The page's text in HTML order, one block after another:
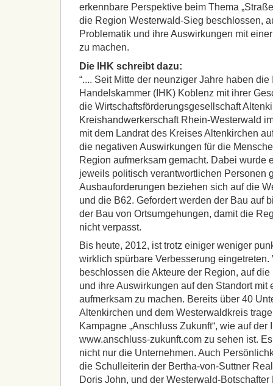
erkennbare Perspektive beim Thema
die Region Westerwald-Sieg beschlossen,
Problematik und ihre Auswirkungen mit
zu machen.
Die
IHK schreibt dazu:
“.... Seit Mitte der neunziger Jahre haben die
Handelskammer ( IHK) Koblenz mit ihrer
die Wirtschaftsförderungsgesellschaft
Kreishandwerkerschaft Rhein-Westerwald
mit dem Landrat des Kreises Altenkirchen
die negativen Auswirkungen für die
Region aufmerksam gemacht. Dabei wurde
jeweils politisch verantwortlichen Personen
Ausbauforderungen beziehen sich auf die
und die B62. Gefordert werden der Bau auf
der Bau von Ortsumgehungen, damit die
nicht verpasst.
Bis heute, 2012, ist trotz einiger weniger
wirklich spürbare Verbesserung
beschlossen die Akteure der Region, auf
und ihre Auswirkungen auf den Standort mit
aufmerksam zu machen. Bereits über 40
Altenkirchen und dem Westerwaldkreis
Kampagne „Anschluss Zukunft“, wie auf der
www.anschluss-zukunft.com zu sehen ist.
nicht nur die Unternehmen. Auch
die Schulleiterin der Bertha-von-Suttner
Doris John, und der Westerwald-Botschafter